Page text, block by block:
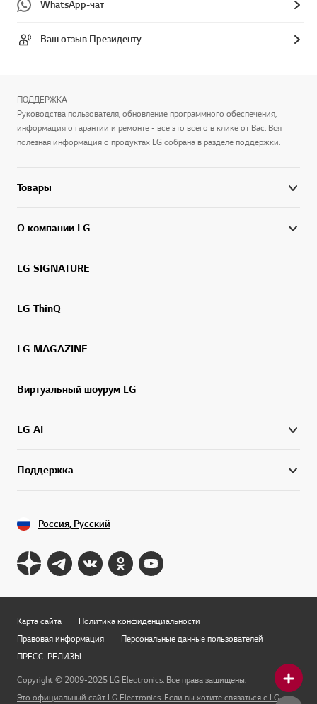
WhatsApp-чат
Ваш отзыв Президенту
ПОДДЕРЖКА
Руководства пользователя, обновление программного обеспечения,
информация о гарантии и ремонте - все это всего в клике от Вас. Вся
полезная информация о продуктах LG собрана в разделе поддержки.
Товары
О компании LG
LG SIGNATURE
LG ThinQ
LG MAGAZINE
Виртуальный шоурум LG
LG AI
Поддержка
Россия, Русский
Карта сайта
Политика конфиденциальности
Правовая информация
Персональные данные пользователей
ПРЕСС-РЕЛИЗЫ
Copyright © 2009-2025 LG Electronics. Все права защищены.
Это официальный сайт LG Electronics. Если вы хотите связаться с LG